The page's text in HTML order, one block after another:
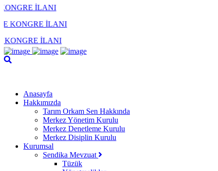
İLANI
İLANI
İLANI
Anasayfa
Hakkımızda
Tarım Orkam Sen Hakkında
Merkez Yönetim Kurulu
Merkez Denetleme Kurulu
Merkez Disiplin Kurulu
Kurumsal
Sendika Mevzuat
Tüzük